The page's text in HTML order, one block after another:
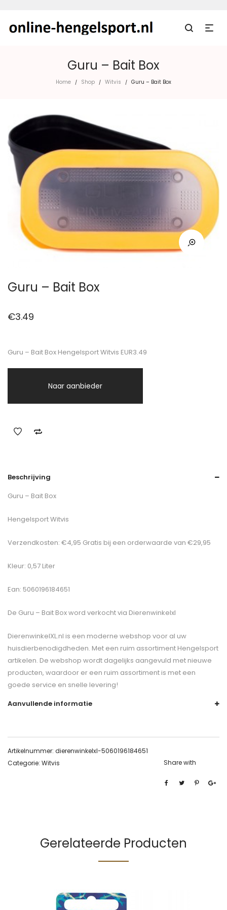
Guru – Bait Box
Home / Shop / Witvis / Guru – Bait Box
Guru – Bait Box
€3.49
Guru – Bait Box Hengelsport Witvis EUR3.49
Naar aanbieder
Beschrijving
Guru – Bait Box
Hengelsport Witvis
Verzendkosten: €4,95 Gratis bij een orderwaarde van €29,95
Kleur: 0,57 Liter
Ean: 5060196184651
De Guru – Bait Boxword verkocht via Dierenwinkelxl
DierenwinkelXL.nl is een moderne webshop voor al uw
huisdierbenodigdheden. Met een ruim assortiment Hengelsport
artikelen. De webshop wordt dagelijks aangevuld met nieuwe
producten, waardoor er een ruim assortiment is met een
goede service en snelle levering!
Aanvullende informatie
Artikelnummer: dierenwinkelxl-5060196184651
Categorie: Witvis Share with
Gerelateerde Producten